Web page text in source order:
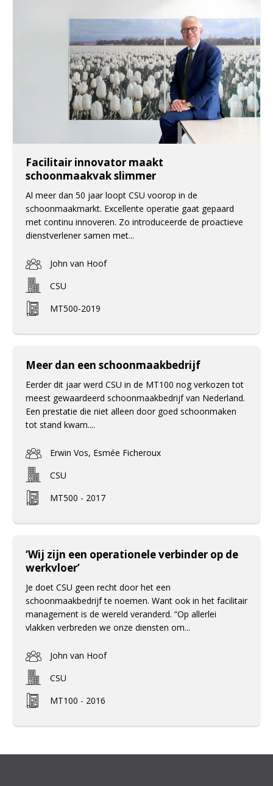
Facilitair innovator maakt
schoonmaakvak slimmer
Al meer dan 50 jaar loopt CSU voorop in de
schoonmaakmarkt. Excellente operatie gaat gepaard
met continu innoveren. Zo introduceerde de proactieve
dienstverlener samen met...
John van Hoof
CSU
MT500-2019
Meer dan een schoonmaakbedrijf
Eerder dit jaar werd CSU in de MT100 nog verkozen tot
meest gewaardeerd schoonmaakbedrijf van Nederland.
Een prestatie die niet alleen door goed schoonmaken
tot stand kwam....
Erwin Vos, Esmée Ficheroux
CSU
MT500 - 2017
‘Wij zijn een operationele verbinder op de
werkvloer’
Je doet CSU geen recht door het een
schoonmaakbedrijf te noemen. Want ook in het facilitair
management is de wereld veranderd. “Op allerlei
vlakken verbreden we onze diensten om...
John van Hoof
CSU
MT100 - 2016